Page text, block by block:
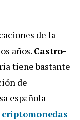
de la
años. Castro-
tiene bastante
de
española